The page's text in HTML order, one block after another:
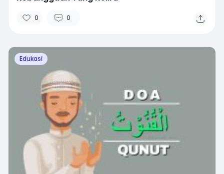
0 0
Edukasi